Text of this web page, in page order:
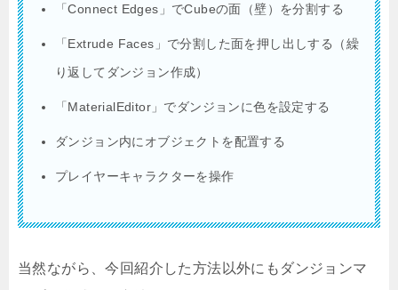
「Connect Edges」でCubeの面（壁）を分割する
「Extrude Faces」で分割した面を押し出しする（繰
り返してダンジョン作成）
「MaterialEditor」でダンジョンに色を設定する
ダンジョン内にオブジェクトを配置する
プレイヤーキャラクターを操作
当然ながら、今回紹介した方法以外にもダンジョンマ